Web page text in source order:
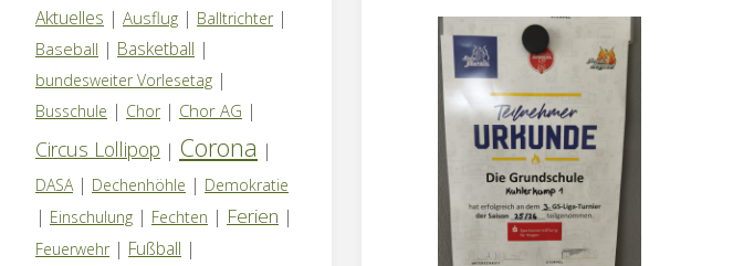
Aktuelles | Ausflug | Balltrichter |
Baseball | Basketball |
bundesweiter Vorlesetag |
Busschule | Chor | Chor AG |
Circus Lollipop | Corona |
DASA| Dechenhöhle | Demokratie
| Einschulung | Fechten | Ferien |
Feuerwehr | Fußball |